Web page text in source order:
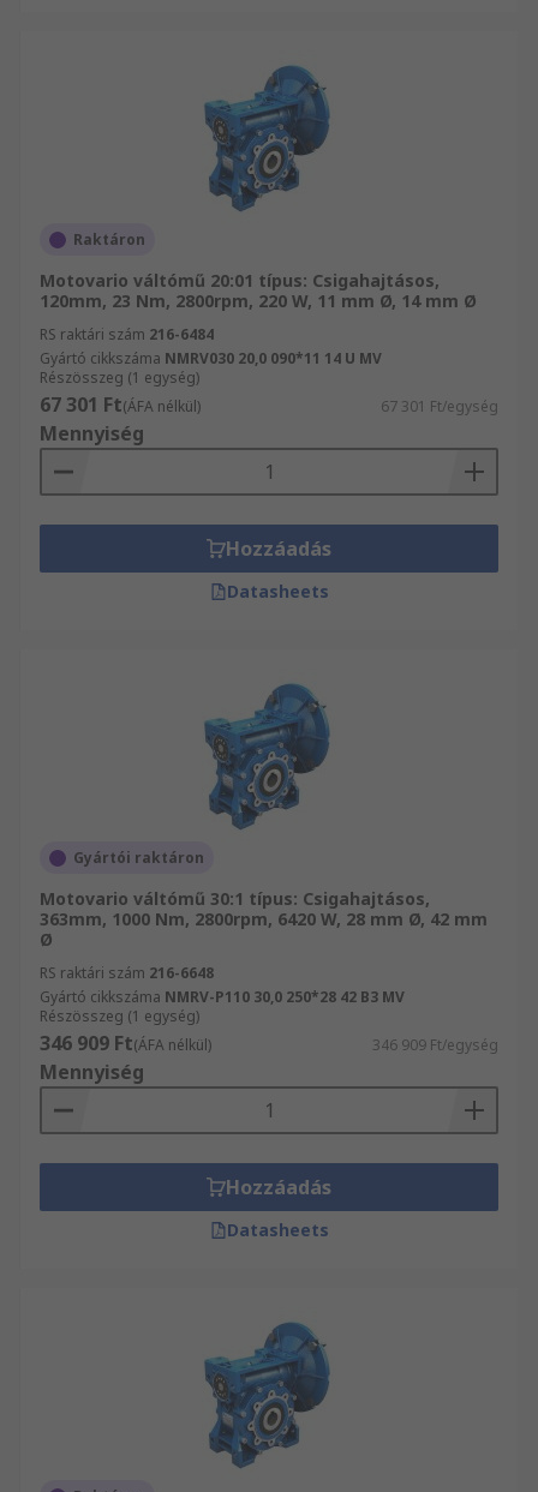
Raktáron
Motovario váltómű 20:01 típus: Csigahajtásos,
120mm, 23 Nm, 2800rpm, 220 W, 11 mm Ø, 14 mm Ø
RS raktári szám 216-6484
Gyártó cikkszáma NMRV030 20,0 090*11 14 U MV
Részösszeg (1 egység)
67 301 Ft(ÁFA nélkül) 67 301 Ft/egység
Mennyiség
Hozzáadás
Datasheets
Gyártói raktáron
Motovario váltómű 30:1 típus: Csigahajtásos,
363mm, 1000 Nm, 2800rpm, 6420 W, 28 mm Ø, 42 mm
Ø
RS raktári szám 216-6648
Gyártó cikkszáma NMRV-P110 30,0 250*28 42 B3 MV
Részösszeg (1 egység)
346 909 Ft(ÁFA nélkül) 346 909 Ft/egység
Mennyiség
Hozzáadás
Datasheets